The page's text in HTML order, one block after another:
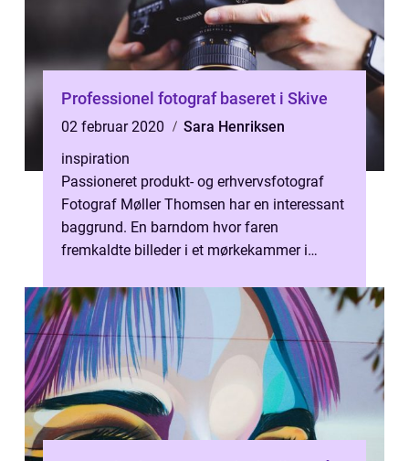
Professionel fotograf baseret i Skive
02 februar 2020
Sara Henriksen
inspiration
Passioneret produkt- og erhvervsfotograf
Fotograf Møller Thomsen har en interessant
baggrund. En barndom hvor faren
fremkaldte billeder i et mørkekammer i
en k...